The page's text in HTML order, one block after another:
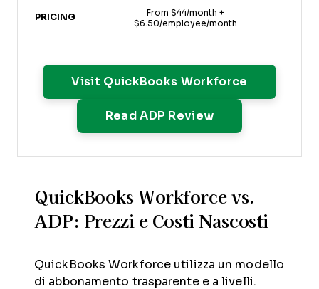
PRICING
From $44/month +
$6.50/employee/month
Visit QuickBooks Workforce
Read ADP ReviewOpens New
QuickBooks Workforce vs.
ADP: Prezzi e Costi Nascosti
QuickBooks Workforce utilizza un modello
di abbonamento trasparente e a livelli.